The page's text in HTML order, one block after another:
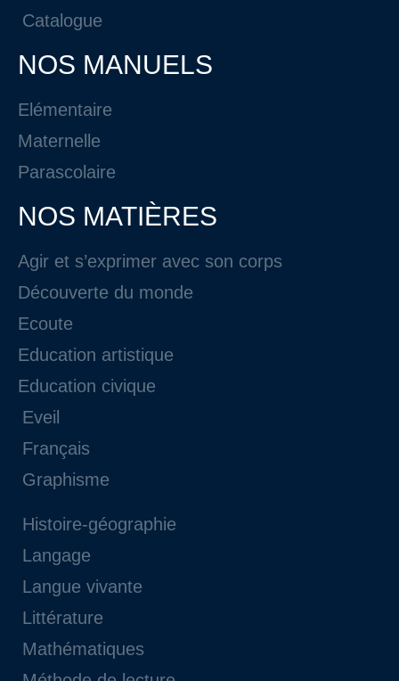
Catalogue
NOS MANUELS
Elémentaire
Maternelle
Parascolaire
NOS MATIÈRES
Agir et s’exprimer avec son corps
Découverte du monde
Ecoute
Education artistique
Education civique
Eveil
Français
Graphisme
Histoire-géographie
Langage
Langue vivante
Littérature
Mathématiques